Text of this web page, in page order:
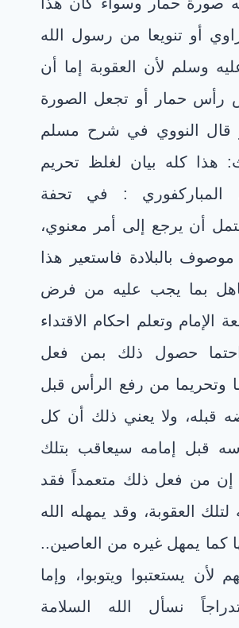
أو تنويعا من رسول الله
وسلم لأن العقوبة إما أن
رأس حمار أو تجعل الصورة
قال النووي في شرح مسلم
هذا كله بيان لغلظ تحريم
المباركفوري : في تحفة
أن يرجع إلى أمر معنوي،
بالبلادة فاستعير هذا
بما يجب عليه من فرض
الإمام وتعلم احكام الاقتداء
حصول ذلك بمن فعل
وتحريما من رفع الرأس قبل
قبله، ولا يعني ذلك أن كل
قبل إمامه سيعاقب بتلك
إن من فعل ذلك متعمداً فقد
العقوبة، وقد يمهله الله
كما يمهل غيره من العاصين..
لأن يستعتبوا ويتوبوا، وإما
نسأل الله السلامة